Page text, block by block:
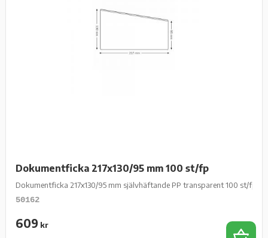
Dokumentficka 217x130/95 mm 100 st/fp
Dokumentficka 217x130/95 mm självhäftande PP transparent 100 st/fp
50162
609 kr